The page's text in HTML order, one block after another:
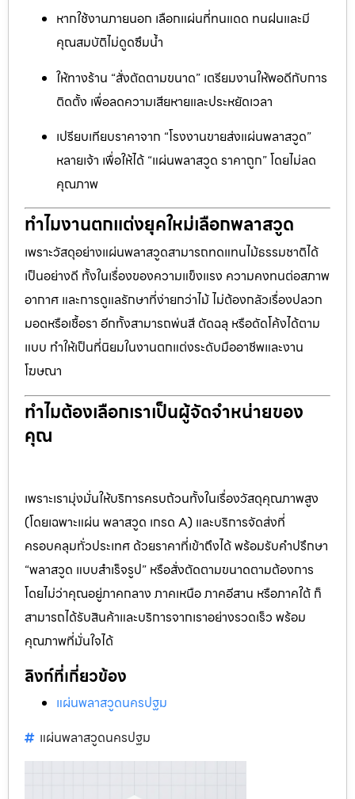
หากใช้งานภายนอก เลือกแผ่นที่ทนแดด ทนฝนและมี
คุณสมบัติไม่ดูดซึมน้ำ
ให้ทางร้าน “สั่งตัดตามขนาด” เตรียมงานให้พอดีกับการ
ติดตั้ง เพื่อลดความเสียหายและประหยัดเวลา
เปรียบเทียบราคาจาก “โรงงานขายส่งแผ่นพลาสวูด”
หลายเจ้า เพื่อให้ได้ “แผ่นพลาสวูด ราคาถูก” โดยไม่ลด
คุณภาพ
ทำไมงานตกแต่งยุคใหม่เลือกพลาสวูด
เพราะวัสดุอย่างแผ่นพลาสวูดสามารถทดแทนไม้ธรรมชาติได้
เป็นอย่างดี ทั้งในเรื่องของความแข็งแรง ความคงทนต่อสภาพ
อากาศ และการดูแลรักษาที่ง่ายกว่าไม้ ไม่ต้องกลัวเรื่องปลวก
มอดหรือเชื้อรา อีกทั้งสามารถพ่นสี ตัดฉลุ หรือดัดโค้งได้ตาม
แบบ ทำให้เป็นที่นิยมในงานตกแต่งระดับมืออาชีพและงาน
โฆษณา
ทำไมต้องเลือกเราเป็นผู้จัดจำหน่ายของ
คุณ
เพราะเรามุ่งมั่นให้บริการครบถ้วนทั้งในเรื่องวัสดุคุณภาพสูง
(โดยเฉพาะแผ่น พลาสวูด เกรด A) และบริการจัดส่งที่
ครอบคลุมทั่วประเทศ ด้วยราคาที่เข้าถึงได้ พร้อมรับคำปรึกษา
“พลาสวูด แบบสำเร็จรูป” หรือสั่งตัดตามขนาดตามต้องการ
โดยไม่ว่าคุณอยู่ภาคกลาง ภาคเหนือ ภาคอีสาน หรือภาคใต้ ก็
สามารถได้รับสินค้าและบริการจากเราอย่างรวดเร็ว พร้อม
คุณภาพที่มั่นใจได้
ลิงก์ที่เกี่ยวข้อง
แผ่นพลาสวูดนครปฐม
แผ่นพลาสวูดนครปฐม